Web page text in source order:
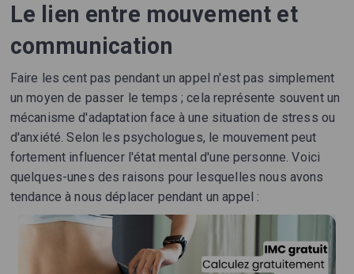
Le lien entre mouvement et
communication
Faire les cent pas pendant un appel n'est pas simplement
un moyen de passer le temps ; cela représente souvent un
mécanisme d'adaptation face à une situation de stress ou
d'anxiété. Selon les psychologues, le mouvement peut
fortement influencer l'état mental d'une personne. Voici
quelques-unes des raisons pour lesquelles nous avons
tendance à nous déplacer pendant un appel :